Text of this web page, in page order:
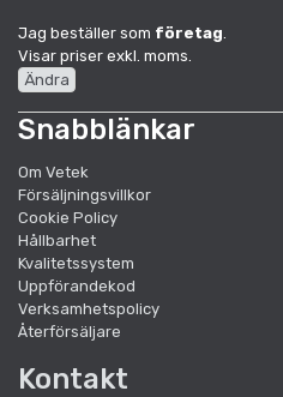
Jag beställer som företag
Visar priser exkl. moms.
Ändra
Snabblänkar
Om Vetek
Försäljningsvillkor
Cookie Policy
Hållbarhet
Kvalitetssystem
Uppförandekod
Verksamhetspolicy
Återförsäljare
Kontakt